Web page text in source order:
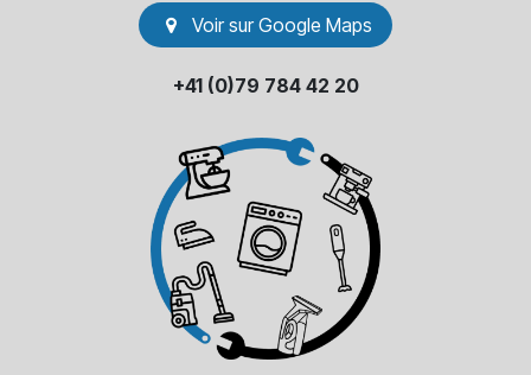
Voir sur Go​​ogle Maps
+41 (0)79 784 42 20